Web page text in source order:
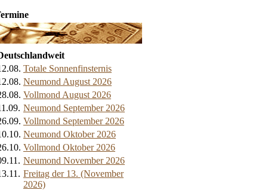
Totale Sonnenfinsternis
Neumond August 2026
Vollmond August 2026
Neumond September 2026
Vollmond September 2026
Neumond Oktober 2026
Vollmond Oktober 2026
Neumond November 2026
Freitag der 13. (November
2026)